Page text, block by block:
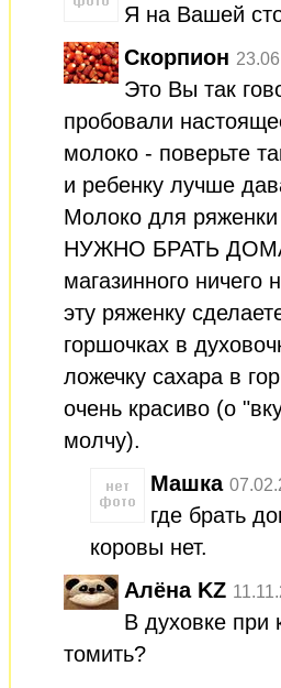
Я на Вашей
Скорпион
Это Вы так
пробовали
молоко - поверьте
и ребенку лучше
Молоко для
НУЖНО БРАТЬ
магазинного ничего
эту ряженку
горшочках в
ложечку сахара в
очень красиво (о
молчу).
Машка
где брать
коровы нет.
Алёна KZ
В духовке при
томить?